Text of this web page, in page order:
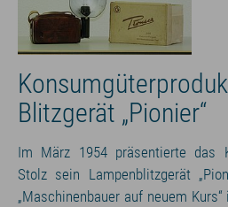
Blitzgerät „Pionier“
Im März 1954 präsentierte das
Stolz sein Lampenblitzgerät
„Maschinenbauer auf neuem